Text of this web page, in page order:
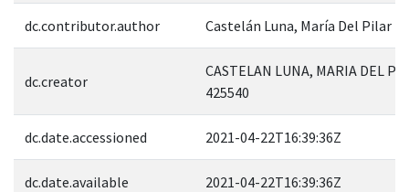
dc.contributor.author Castelán Luna, María Del Pilar
dc.creator
CASTELAN LUNA, MARIA DEL
425540
dc.date.accessioned 2021-04-22T16:39:36Z
dc.date.available 2021-04-22T16:39:36Z